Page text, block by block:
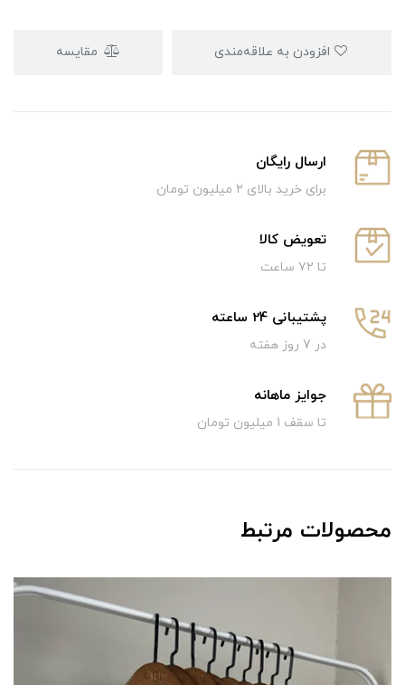
مقایسه
ارسال رایگان
برای خرید بالای ۲ میلیون تومان
تعویض کالا
تا ۷۲ ساعت
پشتیبانی 24 ساعته
در 7 روز هفته
جوایز ماهانه
تا سقف 1 میلیون تومان
محصولات مرتبط